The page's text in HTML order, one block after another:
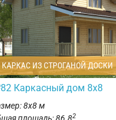
КАРКАС ИЗ СТРОГАНОЙ ДОСКИ
Каркасный дом 8х8
8х8 м
2